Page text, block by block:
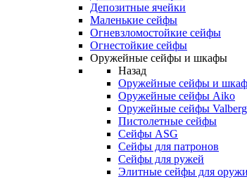
Депозитные ячейки
Маленькие сейфы
Огневзломостойкие сейфы
Огнестойкие сейфы
Оружейные сейфы и шкафы
Назад
Оружейные сейфы и
Оружейные сейфы Aiko
Оружейные сейфы Valberg
Пистолетные сейфы
Сейфы ASG
Сейфы для патронов
Сейфы для ружей
Элитные сейфы для